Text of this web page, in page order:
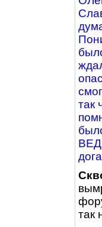
так
ВЕД
так